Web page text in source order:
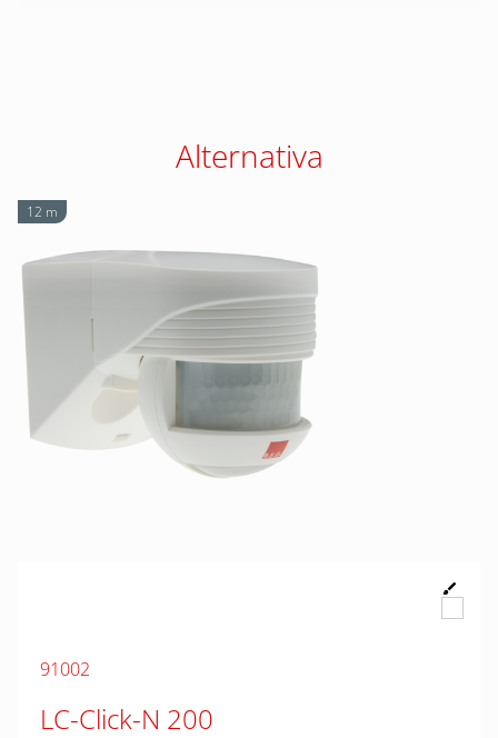
Alternativa
12 m
91002
LC-Click-N 200